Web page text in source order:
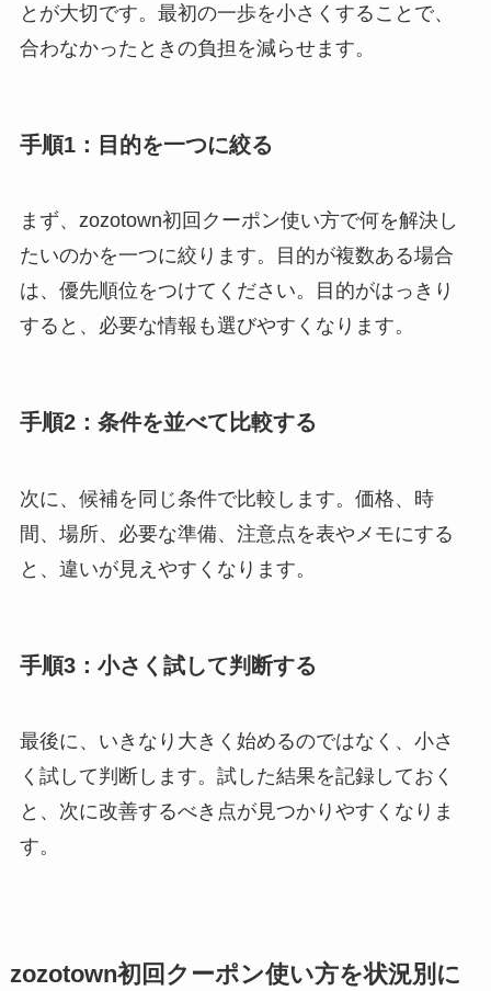
とが大切です。最初の一歩を小さくすることで、
合わなかったときの負担を減らせます。
手順1：目的を一つに絞る
まず、zozotown初回クーポン使い方で何を解決し
たいのかを一つに絞ります。目的が複数ある場合
は、優先順位をつけてください。目的がはっきり
すると、必要な情報も選びやすくなります。
手順2：条件を並べて比較する
次に、候補を同じ条件で比較します。価格、時
間、場所、必要な準備、注意点を表やメモにする
と、違いが見えやすくなります。
手順3：小さく試して判断する
最後に、いきなり大きく始めるのではなく、小さ
く試して判断します。試した結果を記録しておく
と、次に改善するべき点が見つかりやすくなりま
す。
zozotown初回クーポン使い方を状況別に